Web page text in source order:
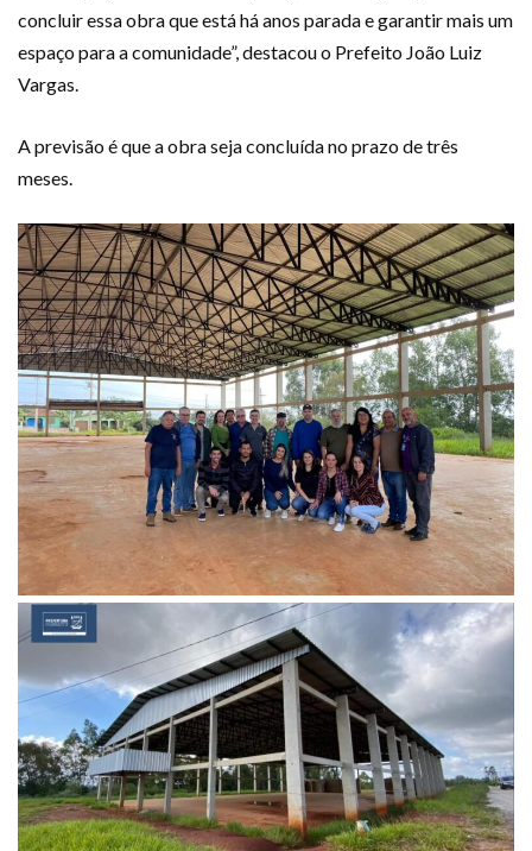
concluir essa obra que está há anos parada e garantir mais um
espaço para a comunidade”, destacou o Prefeito João Luiz
Vargas.
A previsão é que a obra seja concluída no prazo de três
meses.